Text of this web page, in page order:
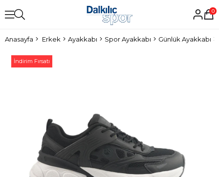
0
Anasayfa Erkek Ayakkabı Spor Ayakkabı Günlük Ayakkabı
İndirim Fırsatı